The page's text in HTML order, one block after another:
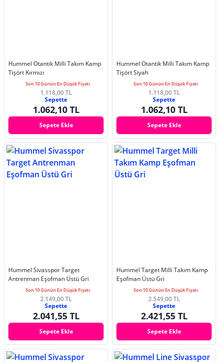
Hummel Otantik Milli Takım Kamp
Tişört Kırmızı
Son 10 Günün En Düşük Fiyatı
1.118,00 TL
Sepette
1.062,10 TL
Sepete Ekle
Hummel Otantik Milli Takım Kamp
Tişört Siyah
Son 10 Günün En Düşük Fiyatı
1.118,00 TL
Sepette
1.062,10 TL
Sepete Ekle
Hummel Sivasspor Target
Antrenman Eşofman Üstü Gri
Son 10 Günün En Düşük Fiyatı
2.149,00 TL
Sepette
2.041,55 TL
Sepete Ekle
Hummel Target Milli Takım Kamp
Eşofman Üstü Gri
Son 10 Günün En Düşük Fiyatı
2.549,00 TL
Sepette
2.421,55 TL
Sepete Ekle